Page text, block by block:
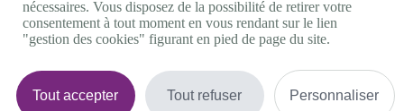
Linkedin
Facebook
Twitter
0 800 11 10 09Services & appel gratuitsDe 9h à 18h.
Nous contacter
nécessaires. Vous disposez de la possibilité de retirer votre
consentement à tout moment en vous rendant sur le lien
"gestion des cookies" figurant en pied de page du site.
Tout accepter Tout refuser Personnaliser